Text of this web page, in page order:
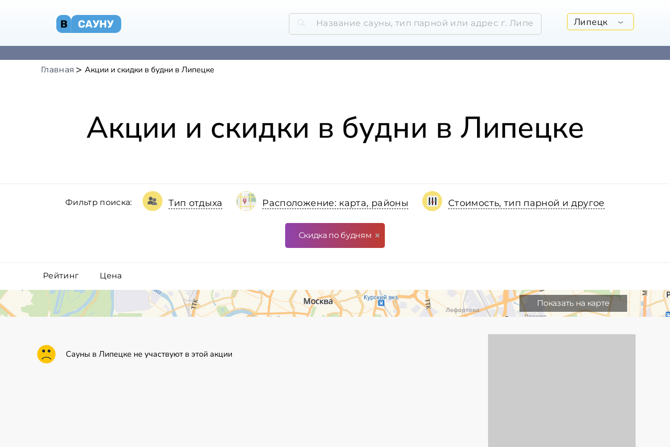
Липецк
Главная Акции и скидки в будни в Липецке
Акции и скидки в будни в Липецке
Фильтр поиска: Тип отдыха Расположение: карта, районы Стоимость, тип парной и другое
Скидка по будням
Рейтинг Цена
Показать на карте
Сауны в Липецке не участвуют в этой акции